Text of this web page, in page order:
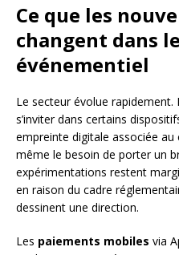
Ce que les
changent dans
événementiel
Le secteur évolue rapidement.
s’inviter dans certains
empreinte digitale associée
même le besoin de porter un
expérimentations restent
en raison du cadre
dessinent une direction.
Les paiements mobiles via